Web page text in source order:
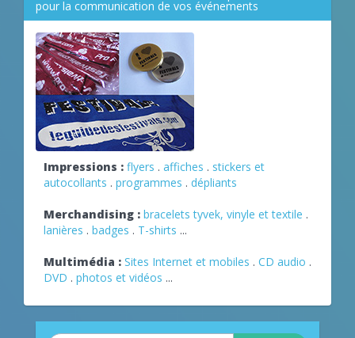
pour la communication de vos événements
Impressions : flyers . affiches . stickers et
autocollants . programmes . dépliants
Merchandising : bracelets tyvek, vinyle et textile .
lanières . badges . T-shirts ...
Multimédia : Sites Internet et mobiles . CD audio .
DVD . photos et vidéos ...